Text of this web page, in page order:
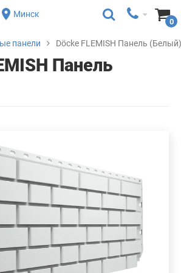
Минск
0
панели Döcke FLEMISH Панель (Белый)
Панель